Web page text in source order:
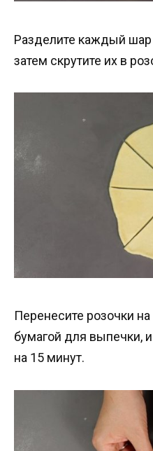
Разделите каждый шар
затем скрутите их в
Перенесите розочки
бумагой для выпечки,
на 15 минут.